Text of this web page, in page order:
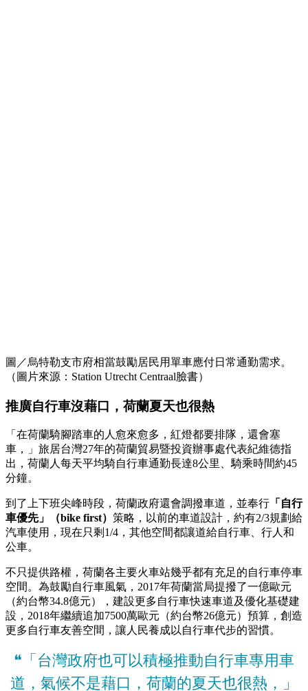
圖／烏特勒支市府相當鼓勵居民用單車應付日常通勤需求。
（圖片來源：Station Utrecht Centraal臉書）
推廣自行車沒藉口，荷蘭夏天也很熱
「在荷蘭騎腳踏車的人愈來愈多，紅燈都要排隊，還會塞
車，」旅居台灣27年的荷蘭貿易暨投資辦事處代表紀維德指
出，荷蘭人每天平均騎自行車通勤長達8公里、騎乘時間約45
分鐘。
到了上下班尖峰時段，荷蘭政府還會調撥車道，並奉行 「自行
車優先」（bike first） 策略，以前的車道設計，約有2/3規劃給
汽車使用，現在只剩1/4，其他空間都讓道給自行車、行人和
公車。
不只提供路權，荷蘭各主要火車站幾乎都有充足的自行車停車
空間。為鼓勵自行車風氣，2017年荷蘭當局提撥了一億歐元
（約台幣34.8億元），建設更多自行車快速車道及優化基礎建
設，2018年繼續追加7500萬歐元（約台幣26億元）預算，創造
更多自行車友善空間，讓人民養成以自行車代步的習慣。
❝「台灣政府也可以積極推動自行車專用車
道，氣候不是藉口，荷蘭的夏天也很熱，」